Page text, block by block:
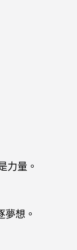
力量。
夢想。